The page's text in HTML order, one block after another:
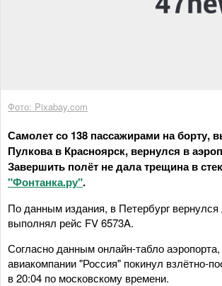
Фото: Pixabay.com
Самолет со 138 пассажирами на борту,
Пулкова в Красноярск, вернулся в
Завершить полёт не дала трещина в
"Фонтанка.ру".
По данным издания, в Петербург
выполнял рейс FV 6573A.
Согласно данным онлайн-табло
авиакомпании "Россия" покинул взлётно-
в 20:04 по московскому времени.